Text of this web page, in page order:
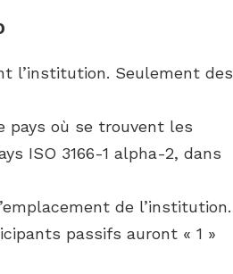
l’institution. Seulement des
pays où se trouvent les
ISO 3166-1 alpha-2, dans
de l’institution.
passifs auront « 1 »